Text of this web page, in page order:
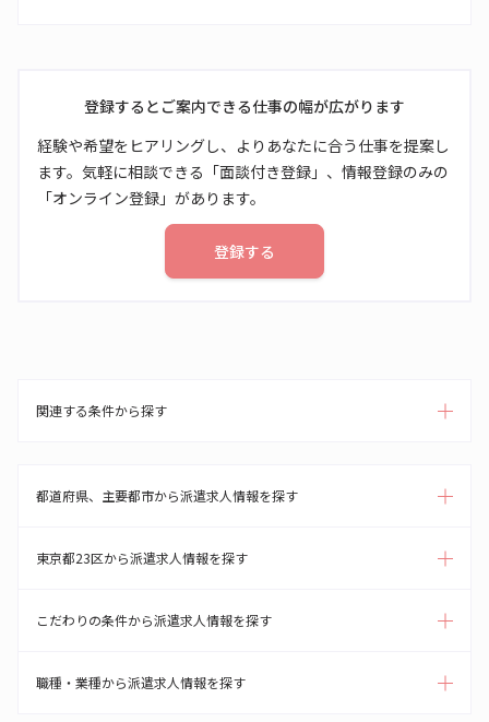
登録するとご案内できる仕事の幅が広がります
経験や希望をヒアリングし、よりあなたに合う仕事を提案し
ます。気軽に相談できる「面談付き登録」、情報登録のみの
「オンライン登録」があります。
登録する
関連する条件から探す
都道府県、主要都市から派遣求人情報を探す
東京都23区から派遣求人情報を探す
こだわりの条件から派遣求人情報を探す
職種・業種から派遣求人情報を探す